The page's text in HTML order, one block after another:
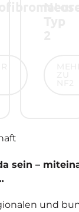
sein –
und